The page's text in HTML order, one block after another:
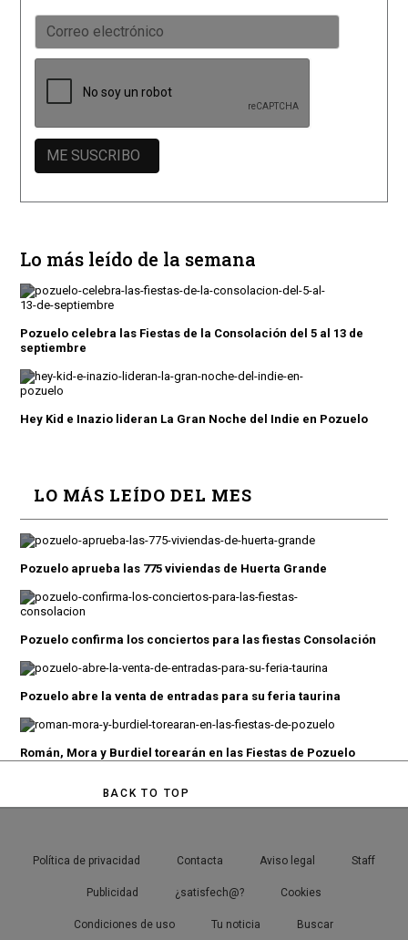
Lo más leído de la semana
Pozuelo celebra las Fiestas de la Consolación del 5 al 13 de
septiembre
Hey Kid e Inazio lideran La Gran Noche del Indie en Pozuelo
LO MÁS LEÍDO DEL MES
Pozuelo aprueba las 775 viviendas de Huerta Grande
Pozuelo confirma los conciertos para las fiestas Consolación
Pozuelo abre la venta de entradas para su feria taurina
Román, Mora y Burdiel torearán en las Fiestas de Pozuelo
BACK TO TOP
Política de privacidad Contacta Aviso legal Staff
Publicidad ¿satisfech@? Cookies
Condiciones de uso Tu noticia Buscar